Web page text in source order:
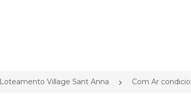
Loteamento Village Sant Anna Com Ar